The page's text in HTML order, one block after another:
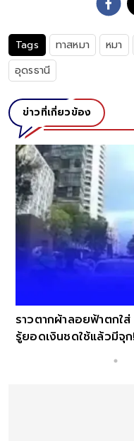
Tags ทาสหมา หมา
อุดรธานี
ข่าวที่เกี่ยวข้อง
ราวตากผ้าลอยฟ้าตกใ
รู้ยอดเงินชดใช้แล้วมีจุก!